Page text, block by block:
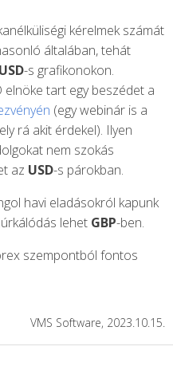
kérelmek számát
általában, tehát
USD-s grafikonokon.
elnöke tart egy beszédet a
(egy webinár is a
rá akit érdekel). Ilyen
nem szokás
az USD-s párokban.
havi eladásokról kapunk
lehet GBP-ben.
szempontból fontos
VMS Software, 2023.10.15.